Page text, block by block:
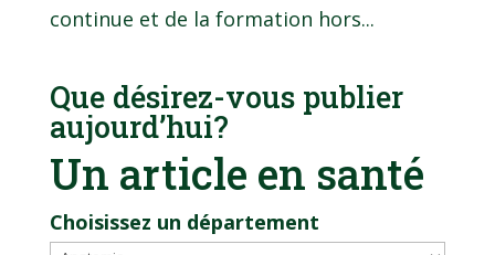
continue et de la formation hors...
Que désirez-vous publier
aujourd’hui?
Un article en santé
Choisissez un département